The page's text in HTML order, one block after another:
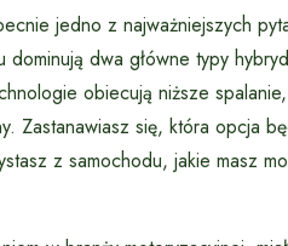
jedno z najważniejszych
dwa główne typy
obiecują niższe
Zastanawiasz się, która opcja
z samochodu, jakie masz